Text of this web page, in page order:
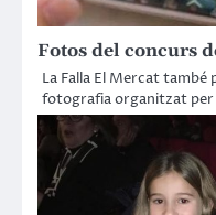
Fotos del concurs
La Falla El Mercat
fotografia organitzat per